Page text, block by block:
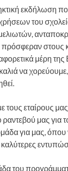
εκδήλωση
του
στους
μέρη
να
εταίρους
ραντεβού μας για
για μας, όπου
του